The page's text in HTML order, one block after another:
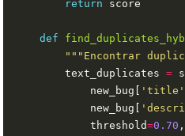
return
def
"""Encontrar
        text_duplicates
=
            new_bug[
'title'
            new_bug[
            threshold
=0.70